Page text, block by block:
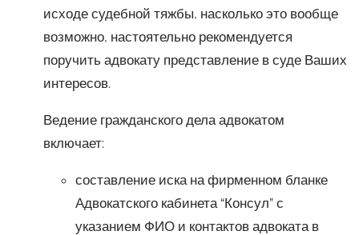
исходе судебной тяжбы, насколько это вообще
возможно, настоятельно рекомендуется
поручить адвокату представление в суде Ваших
интересов.
Ведение гражданского дела адвокатом
включает:
составление иска на фирменном бланке
Адвокатского кабинета “Консул” с
указанием ФИО и контактов адвоката в